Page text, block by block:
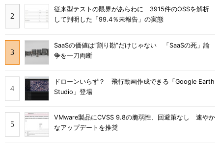
従来型テストの限界があらわに 3915件のOSSを解析
して判明した「99.4％未報告」の実態
SaaSの価値は“割り勘”だけじゃない 「SaaSの死」論
争を一刀両断
ドローンいらず？ 飛行動画作成できる「Google Earth
Studio」登場
VMware製品にCVSS 9.8の脆弱性、回避策なし 速やか
なアップデートを推奨